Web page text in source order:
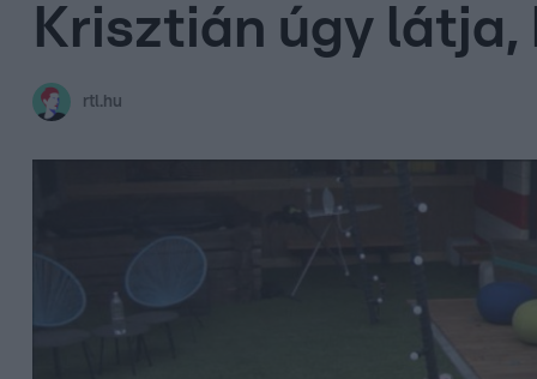
Krisztián úgy
rtl.hu